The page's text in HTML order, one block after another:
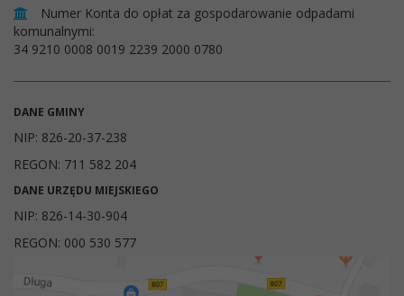
Numer Konta do opłat za gospodarowanie odpadami
komunalnymi:
34 9210 0008 0019 2239 2000 0780
DANE GMINY
NIP: 826-20-37-238
REGON: 711 582 204
DANE URZĘDU MIEJSKIEGO
NIP: 826-14-30-904
REGON: 000 530 577